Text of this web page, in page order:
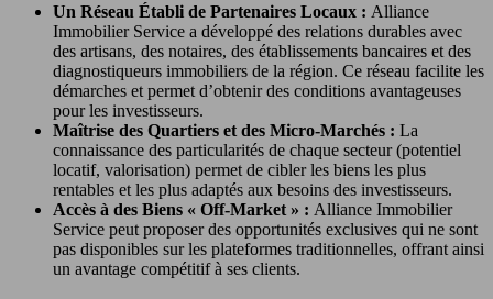
Un Réseau Établi de Partenaires Locaux : Alliance
Immobilier Service a développé des relations durables avec
des artisans, des notaires, des établissements bancaires et des
diagnostiqueurs immobiliers de la région. Ce réseau facilite les
démarches et permet d’obtenir des conditions avantageuses
pour les investisseurs.
Maîtrise des Quartiers et des Micro-Marchés : La
connaissance des particularités de chaque secteur (potentiel
locatif, valorisation) permet de cibler les biens les plus
rentables et les plus adaptés aux besoins des investisseurs.
Accès à des Biens « Off-Market » : Alliance Immobilier
Service peut proposer des opportunités exclusives qui ne sont
pas disponibles sur les plateformes traditionnelles, offrant ainsi
un avantage compétitif à ses clients.